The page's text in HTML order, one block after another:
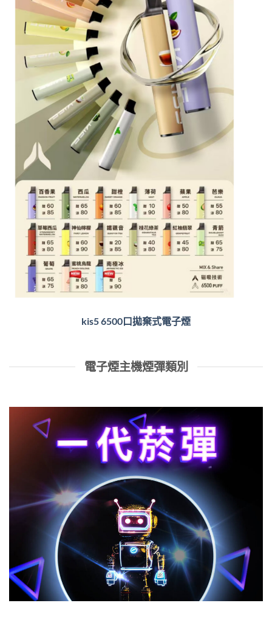
kis5 6500口拋棄式電子煙
電子煙主機煙彈類別